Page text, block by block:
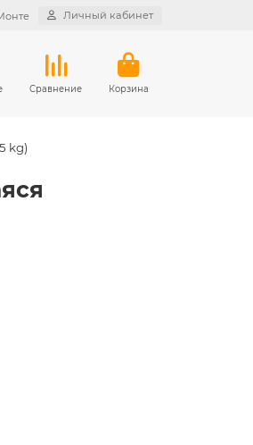
Личный кабинет
Сравнение Корзина
kg)